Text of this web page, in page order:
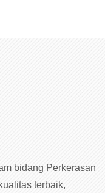
bidang Perkerasan
terbaik,